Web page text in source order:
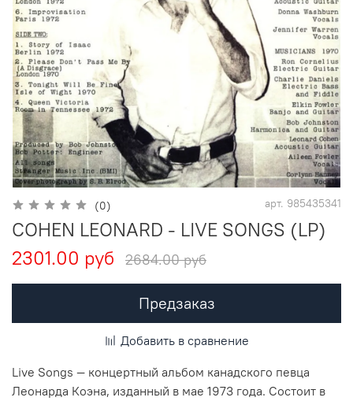
(0) арт. 985435341
COHEN LEONARD - LIVE SONGS (LP)
2301.00 руб
2684.00 руб
Предзаказ
Добавить в сравнение
Live Songs — концертный альбом канадского певца
Леонарда Коэна, изданный в мае 1973 года. Состоит в